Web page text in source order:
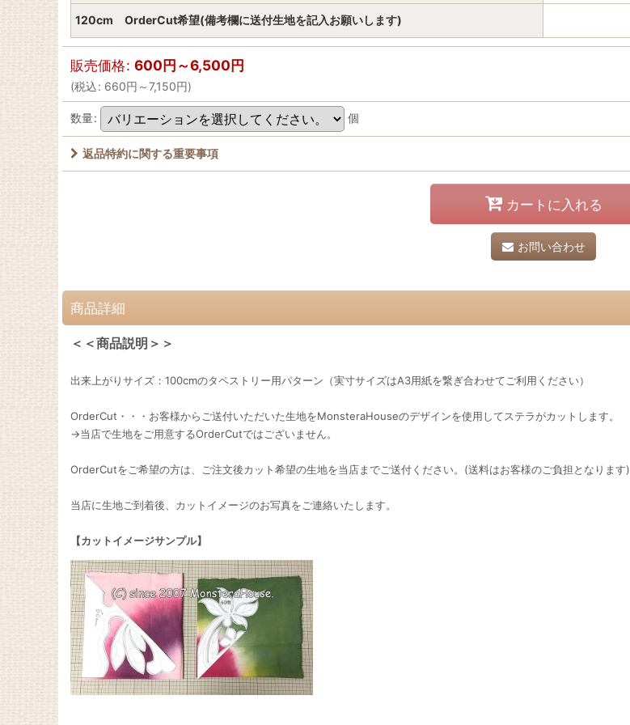
120cm OrderCut希望(備考欄に送付生地を記入お願いします)
販売価格: 600円～6,500円
(税込: 660円 ～7,150円)
数量: 個
返品特約に関する重要事項
カートに入れる
お問い合わせ
商品詳細
＜＜商品説明＞＞
出来上がりサイズ：100cmのタペストリー用パターン（実寸サイズはA3用紙を繋ぎ合わせてご利用ください）
OrderCut・・・お客様からご送付いただいた生地をMonsteraHouseのデザインを使用してステラがカットします。
→当店で生地をご用意するOrderCutではございません。
OrderCutをご希望の方は、ご注文後カット希望の生地を当店までご送付ください。(送料はお客様のご負担となります)
当店に生地ご到着後、カットイメージのお写真をご連絡いたします。
【カットイメージサンプル】